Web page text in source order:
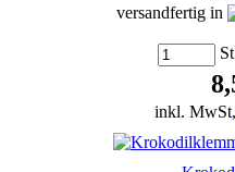
versandfertig in
St
inkl. MwSt,